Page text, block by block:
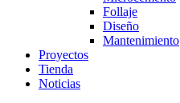
Follaje
Diseño
Mantenimiento
Proyectos
Tienda
Noticias